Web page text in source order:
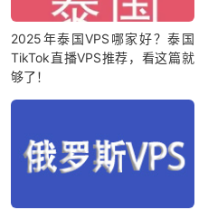
2025年泰国VPS哪家好？泰国
TikTok直播VPS推荐，看这篇就
够了！